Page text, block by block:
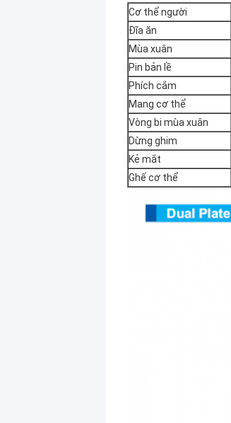
Cơ thể người
Đĩa ăn
Mùa xuân
Pin bản lề
Phích cắm
Mang cơ thể
Vòng bi mùa xuân
Dừng ghim
Kẻ mắt
Ghế cơ thể